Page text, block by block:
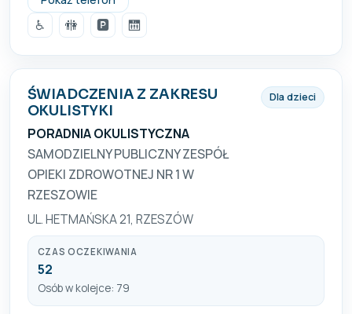
♿
🚻 🅿️ 🛗
ŚWIADCZENIA Z ZAKRESU
OKULISTYKI
PORADNIA OKULISTYCZNA
SAMODZIELNY PUBLICZNY ZESPÓŁ
OPIEKI ZDROWOTNEJ NR 1 W
RZESZOWIE
UL. HETMAŃSKA 21, RZESZÓW
Dla dzieci
CZAS OCZEKIWANIA
52
Osób w kolejce: 79